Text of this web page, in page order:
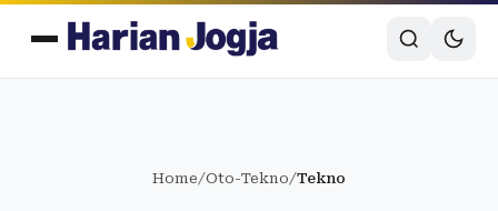
Home/Oto-Tekno/Tekno